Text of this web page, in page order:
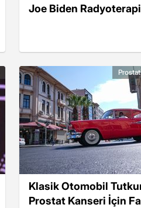
Joe Biden
Klasik Otomobil
Prostat Kanseri İçin